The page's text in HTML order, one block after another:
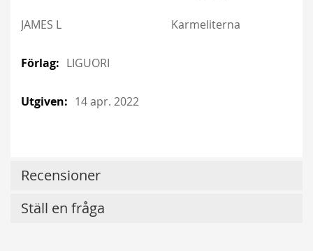
JAMES L
LIGUORI
14 apr. 2022
Karmeliterna
Recensioner
Ställ en fråga